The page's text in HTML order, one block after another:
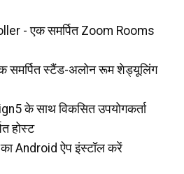
- एक समर्पित Zoom Rooms
समर्पित स्टैंड-अलोन रूम शेड्यूलिंग
के साथ विकसित उपयोगकर्ता
होस्ट
Android ऐप इंस्टॉल करें